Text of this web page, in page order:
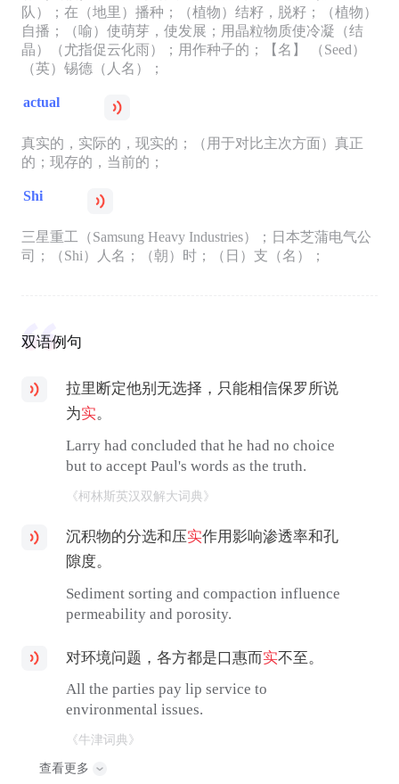
队）；在（地里）播种；（植物）结籽，脱籽；（植物）
自播；（喻）使萌芽，使发展；用晶粒物质使冷凝（结
晶）（尤指促云化雨）；用作种子的；【名】 （Seed）
（英）锡德（人名）；
actual
真实的，实际的，现实的；（用于对比主次方面）真正
的；现存的，当前的；
Shi
三星重工（Samsung Heavy Industries）；日本芝蒲电气公
司；（Shi）人名；（朝）时；（日）支（名）；
双语例句
拉里断定他别无选择，只能相信保罗所说
为实。
Larry had concluded that he had no choice
but to accept Paul's words as the truth.
《柯林斯英汉双解大词典》
沉积物的分选和压实作用影响渗透率和孔
隙度。
Sediment sorting and compaction influence
permeability and porosity.
对环境问题，各方都是口惠而实不至。
All the parties pay lip service to
environmental issues.
《牛津词典》
查看更多